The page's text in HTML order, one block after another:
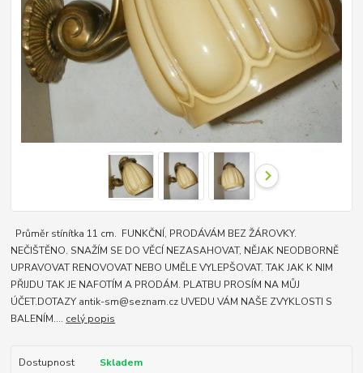
Průměr stínítka 11 cm. FUNKČNÍ, PRODÁVÁM BEZ ŽÁROVKY.
NEČIŠTĚNO. SNAŽÍM SE DO VĚCÍ NEZASAHOVAT, NĚJAK NEODBORNĚ
UPRAVOVAT RENOVOVAT NEBO UMĚLE VYLEPŠOVAT. TAK JAK K NIM
PŘIJDU TAK JE NAFOTÍM A PRODÁM. PLATBU PROSÍM NA MŮJ
ÚČET.DOTAZY antik-sm@seznam.cz UVEDU VÁM NAŠE ZVYKLOSTI S
BALENÍM.... celý popis
Dostupnost Skladem